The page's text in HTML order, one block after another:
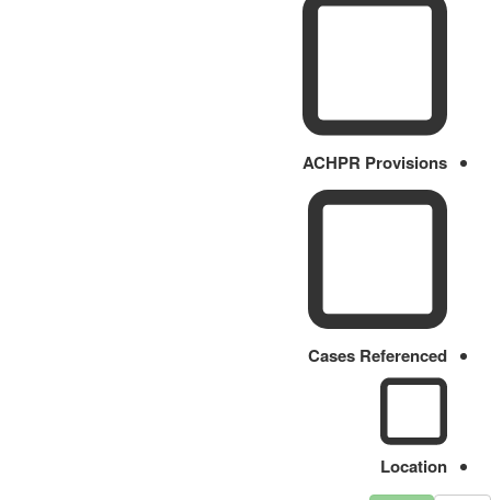
ACHPR Provisions
Cases Referenced
Location